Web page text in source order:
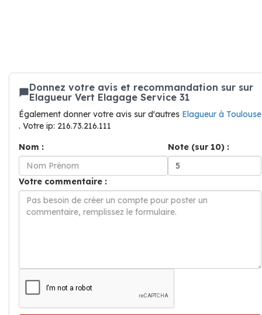
Donnez votre avis et recommandation sur sur
Elagueur Vert Elagage Service 31
Également donner votre avis sur d'autres Elagueur à Toulouse
. Votre ip: 216.73.216.111
Nom :
Note (sur 10) :
Votre commentaire :